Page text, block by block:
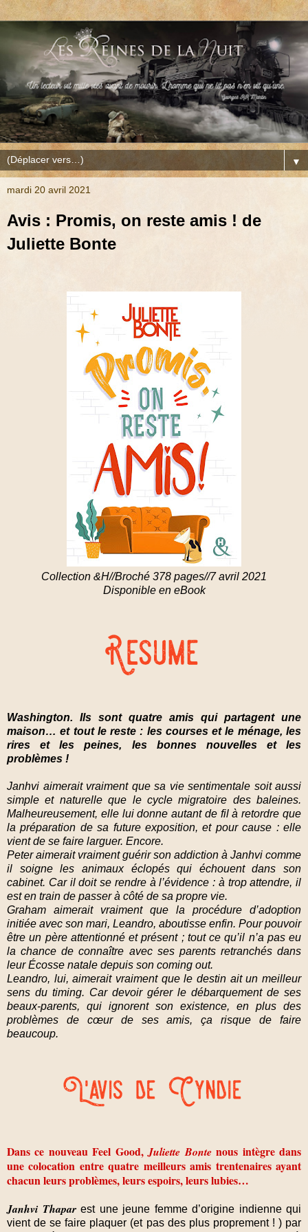
▼
mardi 20 avril 2021
Avis : Promis, on reste amis ! de
Juliette Bonte
Collection &H//Broché 378 pages//7 avril 2021
Disponible en eBook
Washington. Ils sont quatre amis qui partagent une
maison… et tout le reste : les courses et le ménage, les
rires et les peines, les bonnes nouvelles et les
problèmes !
Janhvi aimerait vraiment que sa vie sentimentale soit aussi
simple et naturelle que le cycle migratoire des baleines.
Malheureusement, elle lui donne autant de fil à retordre que
la préparation de sa future exposition, et pour cause : elle
vient de se faire larguer. Encore.
Peter aimerait vraiment guérir son addiction à Janhvi comme
il soigne les animaux éclopés qui échouent dans son
cabinet. Car il doit se rendre à l’évidence : à trop attendre, il
est en train de passer à côté de sa propre vie.
Graham aimerait vraiment que la procédure d’adoption
initiée avec son mari, Leandro, aboutisse enfin. Pour pouvoir
être un père attentionné et présent ; tout ce qu’il n’a pas eu
la chance de connaître avec ses parents retranchés dans
leur Écosse natale depuis son coming out.
Leandro, lui, aimerait vraiment que le destin ait un meilleur
sens du timing. Car devoir gérer le débarquement de ses
beaux-parents, qui ignorent son existence, en plus des
problèmes de cœur de ses amis, ça risque de faire
beaucoup.
Dans ce nouveau Feel Good,Juliette Bontenous intègre dans
une colocation entre quatre meilleurs amis trentenaires ayant
chacun leurs problèmes, leurs espoirs, leurs lubies…
Janhvi Thapar est une jeune femme d’origine indienne qui
vient de se faire plaquer (et pas des plus proprement ! ) par